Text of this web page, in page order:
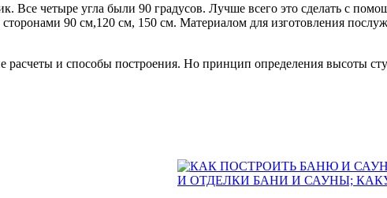
Все четыре угла были 90 градусов. Лучше всего это сделать с
90 см,120 см, 150 см. Материалом для изготовления
расчеты и способы построения. Но принцип определения высоты